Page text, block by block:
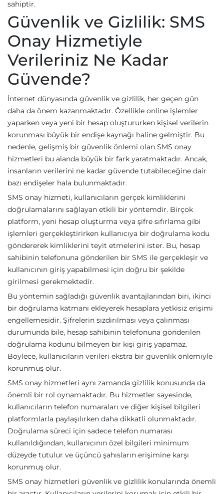
sahiptir.
Güvenlik ve Gizlilik: SMS
Onay Hizmetiyle
Verileriniz Ne Kadar
Güvende?
İnternet dünyasında güvenlik ve gizlilik, her geçen gün
daha da önem kazanmaktadır. Özellikle online işlemler
yaparken veya yeni bir hesap oluştururken kişisel verilerin
korunması büyük bir endişe kaynağı haline gelmiştir. Bu
nedenle, gelişmiş bir güvenlik önlemi olan SMS onay
hizmetleri bu alanda büyük bir fark yaratmaktadır. Ancak,
insanların verilerini ne kadar güvende tutabileceğine dair
bazı endişeler hala bulunmaktadır.
SMS onay hizmeti, kullanıcıların gerçek kimliklerini
doğrulamalarını sağlayan etkili bir yöntemdir. Birçok
platform, yeni hesap oluşturma veya şifre sıfırlama gibi
işlemleri gerçekleştirirken kullanıcıya bir doğrulama kodu
göndererek kimliklerini teyit etmelerini ister. Bu, hesap
sahibinin telefonuna gönderilen bir SMS ile gerçekleşir ve
kullanıcının giriş yapabilmesi için doğru bir şekilde
girilmesi gerekmektedir.
Bu yöntemin sağladığı güvenlik avantajlarından biri, ikinci
bir doğrulama katmanı ekleyerek hesaplara yetkisiz erişimi
engellemesidir. Şifrelerin sızdırılması veya çalınması
durumunda bile, hesap sahibinin telefonuna gönderilen
doğrulama kodunu bilmeyen bir kişi giriş yapamaz.
Böylece, kullanıcıların verileri ekstra bir güvenlik önlemiyle
korunmuş olur.
SMS onay hizmetleri aynı zamanda gizlilik konusunda da
önemli bir rol oynamaktadır. Bu hizmetler sayesinde,
kullanıcıların telefon numaraları ve diğer kişisel bilgileri
platformlarla paylaşılırken daha dikkatli olunmaktadır.
Doğrulama süreci için sadece telefon numarası
kullanıldığından, kullanıcının özel bilgileri minimum
düzeyde tutulur ve üçüncü şahısların erişimine karşı
korunmuş olur.
SMS onay hizmetleri güvenlik ve gizlilik konularında önemli